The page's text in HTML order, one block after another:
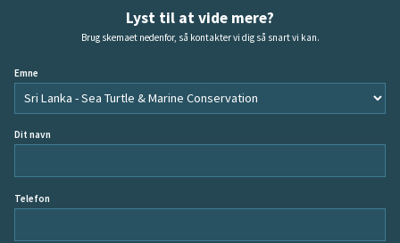
Lyst til at vide mere?
Brug skemaet nedenfor, så kontakter vi dig så snart vi kan.
Emne
Dit navn
Telefon